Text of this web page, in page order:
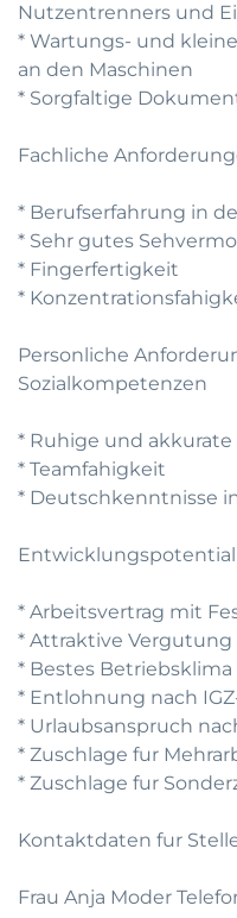
Nutzentrenners und
* Wartungs- und
an den Maschinen
* Sorgfaltige
Fachliche
* Berufserfahrung in
* Sehr gutes
* Fingerfertigkeit
*
Personliche
Sozialkompetenzen
* Ruhige und akkurate
* Teamfahigkeit
* Deutschkenntnisse
* Arbeitsvertrag mit
* Attraktive Vergutung
* Bestes Betriebsklima
* Entlohnung nach
* Urlaubsanspruch
* Zuschlage fur
* Zuschlage fur
Kontaktdaten fur
Frau Anja Moder